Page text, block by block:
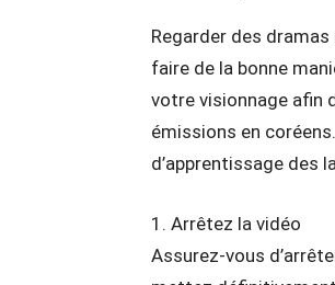
Regarder des
faire de la bonne
votre visionnage afin
émissions en
d’apprentissage des
1. Arrêtez la vidéo
Assurez-vous